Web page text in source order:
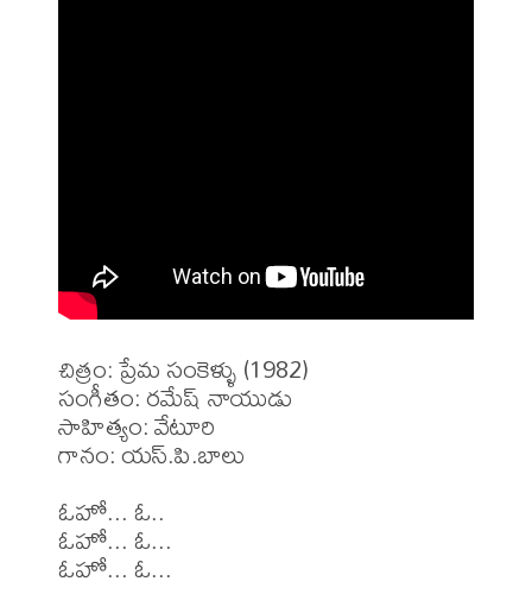
చిత్రం: ప్రేమ సంకెళ్ళు (1982)
సంగీతం: రమేష్ నాయుడు
సాహిత్యం: వేటూరి
గానం: యస్.పి.బాలు
ఓహో... ఓ..
ఓహో... ఓ...
ఓహో... ఓ...